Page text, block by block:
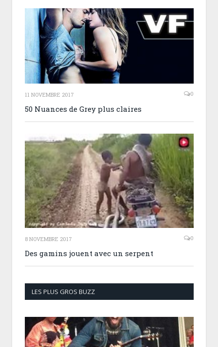
11 NOVEMBRE 2017 0
50 Nuances de Grey plus claires
8 NOVEMBRE 2017 0
Des gamins jouent avec un serpent
LES PLUS GROS BUZZ